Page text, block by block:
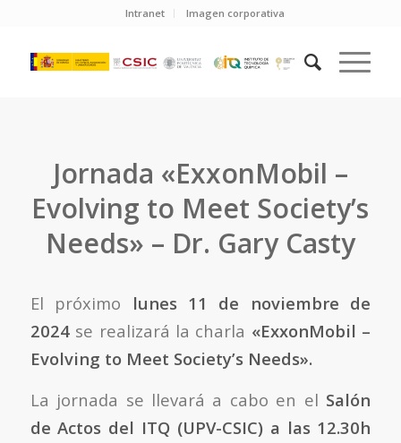
Intranet Imagen corporativa
Jornada «ExxonMobil –
Evolving to Meet Society’s
Needs» – Dr. Gary Casty
El próximo lunes 11 de noviembre de
2024 se realizará la charla «ExxonMobil –
Evolving to Meet Society’s Needs».
La jornada se llevará a cabo en el Salón
de Actos del ITQ (UPV-CSIC) a las 12.30h